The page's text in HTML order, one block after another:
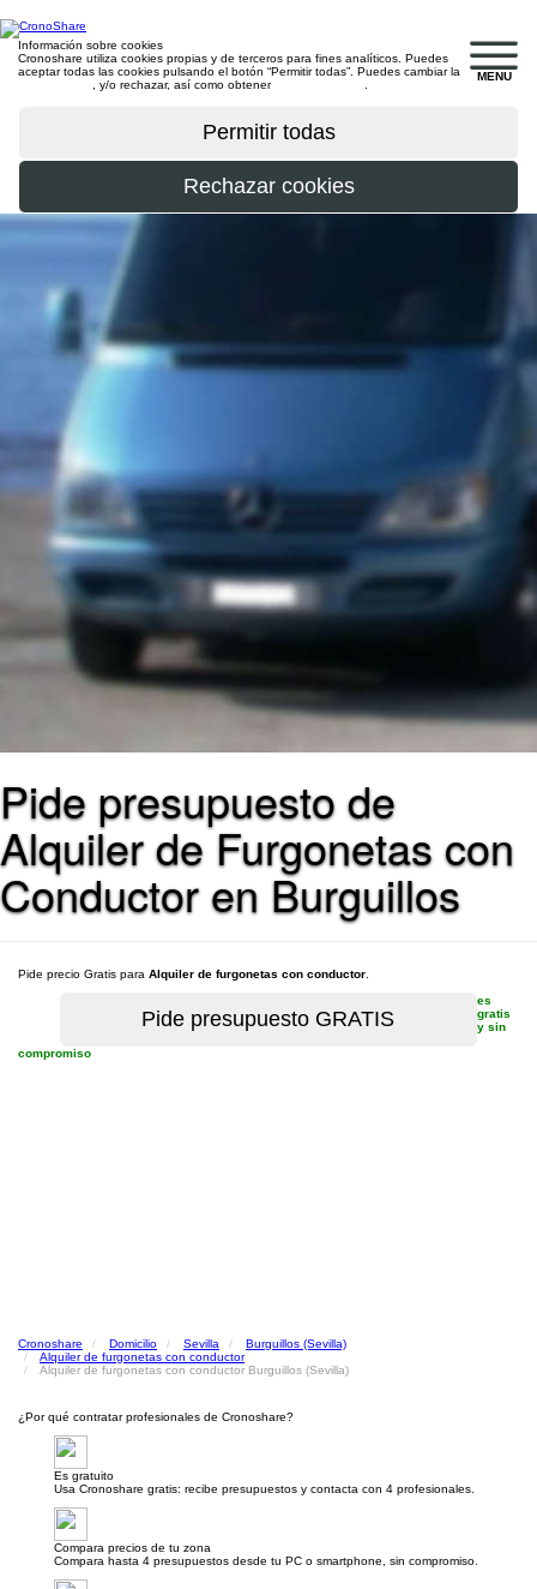
MENU
Información sobre cookies
Cronoshare utiliza cookies propias y de terceros para fines analíticos. Puedes
aceptar todas las cookies pulsando el botón “Permitir todas”. Puedes cambiar la
, y/o rechazar, así como obtener
Pide presupuesto de
Alquiler de Furgonetas con
Conductor en Burguillos
Pide precio Gratis para Alquiler de furgonetas con conductor
es
gratis
y sin
compromiso
Cronoshare Domicilio Sevilla
Burguillos (Sevilla)
Alquiler de furgonetas con conductor
Alquiler de furgonetas con conductor Burguillos (Sevilla)
¿Por qué contratar profesionales de Cronoshare?
Es gratuito
Usa Cronoshare gratis: recibe presupuestos y contacta con 4 profesionales.
Compara precios de tu zona
Compara hasta 4 presupuestos desde tu PC o smartphone, sin compromiso.